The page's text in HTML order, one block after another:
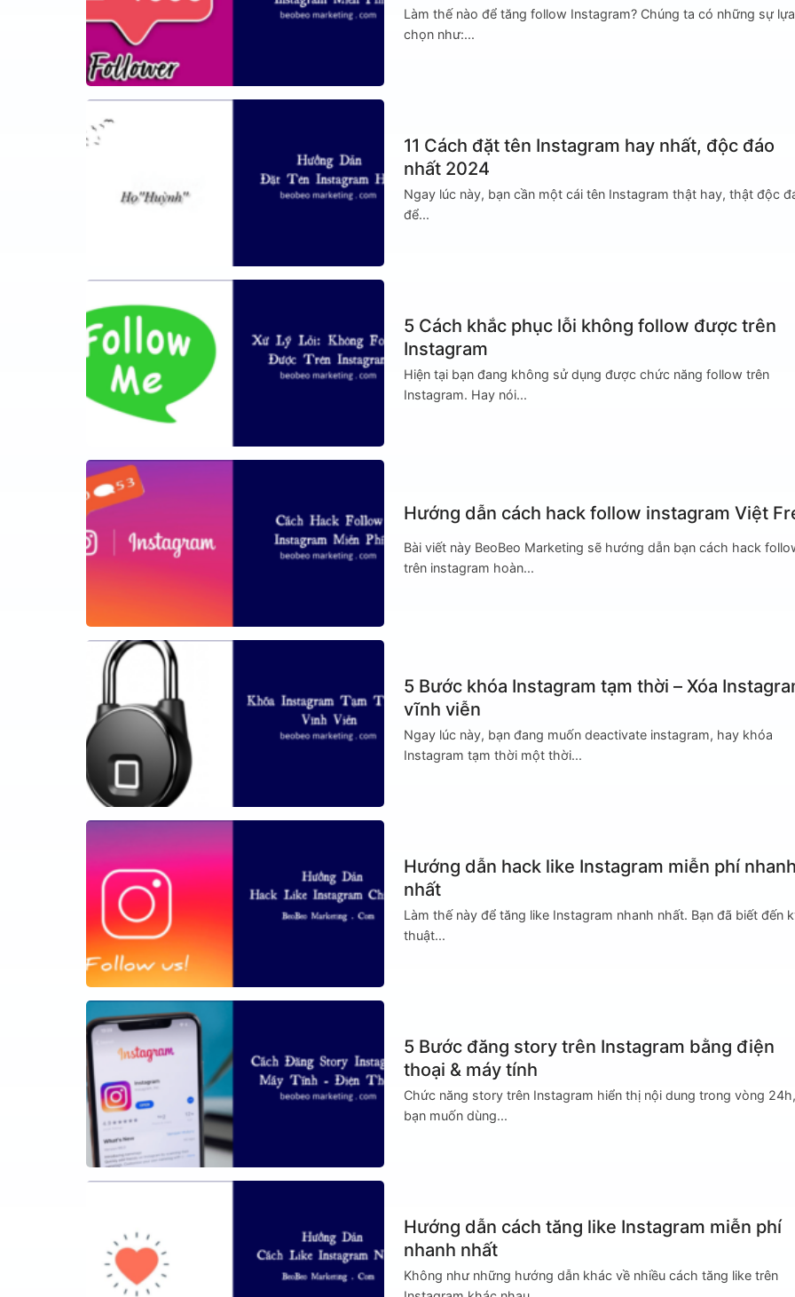
Làm thế nào để tăng follow Instagram? Chúng ta có những sự lựa
chọn như:...
11 Cách đặt tên Instagram hay nhất, độc đáo
nhất 2024
Ngay lúc này, bạn cần một cái tên Instagram thật hay, thật độc
để...
5 Cách khắc phục lỗi không follow được trên
Instagram
Hiện tại bạn đang không sử dụng được chức năng follow trên
Instagram. Hay nói...
Hướng dẫn cách hack follow instagram Việt
Bài viết này BeoBeo Marketing sẽ hướng dẫn bạn cách hack
trên instagram hoàn...
5 Bước khóa Instagram tạm thời – Xóa
vĩnh viễn
Ngay lúc này, bạn đang muốn deactivate instagram, hay khóa
Instagram tạm thời một thời...
Hướng dẫn hack like Instagram miễn phí
nhất
Làm thế này để tăng like Instagram nhanh nhất. Bạn đã biết đến
thuật...
5 Bước đăng story trên Instagram bằng điện
thoại & máy tính
Chức năng story trên Instagram hiển thị nội dung trong vòng 24h,
bạn muốn dùng...
Hướng dẫn cách tăng like Instagram miễn phí
nhanh nhất
Không như những hướng dẫn khác về nhiều cách tăng like trên